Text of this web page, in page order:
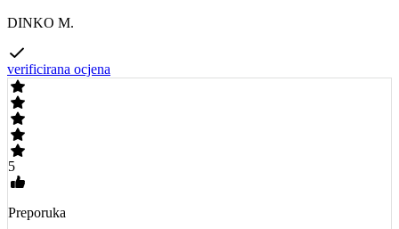
DINKO M.
verificirana ocjena
5
Preporuka